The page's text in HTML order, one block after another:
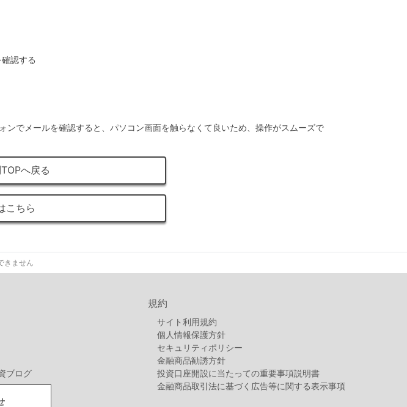
認する
でメールを確認すると、パソコン画面を触らなくて良いため、操作がスムーズで
へ戻る
こちら
きません
ブログ
規約
サイト利用規約
個人情報保護方針
セキュリティポリシー
金融商品勧誘方針
投資口座開設に当たっての重要事項説明書
金融商品取引法に基づく広告等に関する表示事項